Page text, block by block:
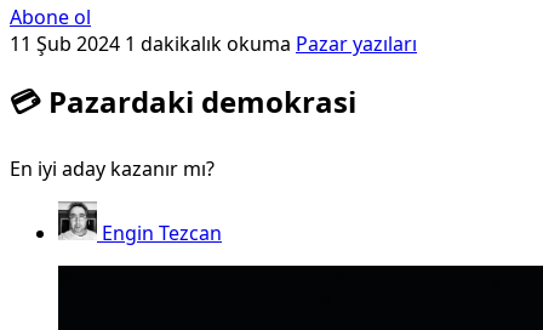
Abone ol
11 Şub 2024 1 dakikalık okuma Pazar yazıları
💳 Pazardaki demokrasi
En iyi aday kazanır mı?
Engin Tezcan